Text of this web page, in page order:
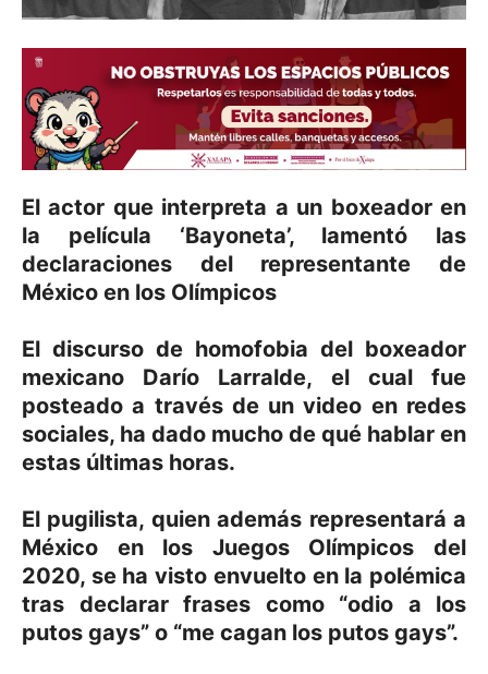
El actor que interpreta a un boxeador en
la película ‘Bayoneta’, lamentó las
declaraciones del representante de
México en los Olímpicos
El discurso de homofobia del boxeador
mexicano Darío Larralde, el cual fue
posteado a través de un video en redes
sociales, ha dado mucho de qué hablar en
estas últimas horas.
El pugilista, quien además representará a
México en los Juegos Olímpicos del
2020, se ha visto envuelto en la polémica
tras declarar frases como “odio a los
putos gays” o “me cagan los putos gays”.